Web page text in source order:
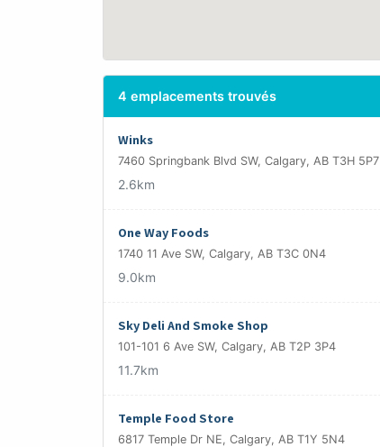
4 emplacements trouvés
Winks
7460 Springbank Blvd SW, Calgary, AB T3H 5P7
2.6km
One Way Foods
1740 11 Ave SW, Calgary, AB T3C 0N4
9.0km
Sky Deli And Smoke Shop
101-101 6 Ave SW, Calgary, AB T2P 3P4
11.7km
Temple Food Store
6817 Temple Dr NE, Calgary, AB T1Y 5N4